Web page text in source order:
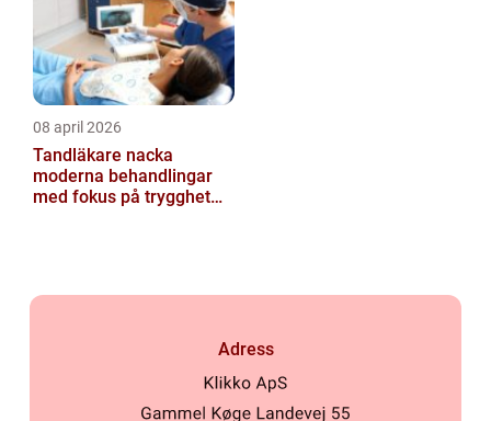
08 april 2026
Tandläkare nacka
moderna behandlingar
med fokus på trygghet
Adress